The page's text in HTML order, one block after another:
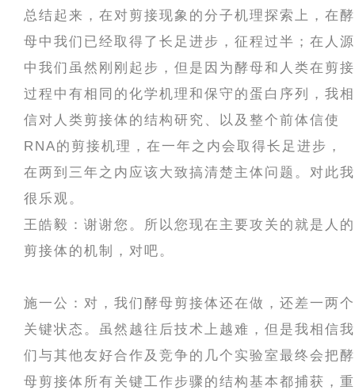
总结起来，在对剪接现象的分子机理探索上，在酵
母中我们已经取得了长足进步，征程过半；在人源
中我们虽然刚刚起步，但是因为酵母和人类在剪接
过程中有相同的化学机理和保守的蛋白序列，我相
信对人类剪接体的结构研究、以及整个前体信使
RNA的剪接机理，在一年之内会取得长足进步，
在两到三年之内应该大致搞清楚主体问题。对此我
很乐观。
王皓毅：谢谢您。所以您现在主要攻关的就是人的
剪接体的机制，对吧。
施一公：对，我们酵母剪接体还在做，还差一两个
关键状态。虽然越往后技术上越难，但是我相信我
们与其他友好合作及竞争的几个实验室最终会把酵
母剪接体所有关键工作步骤的结构基本都捕获，重